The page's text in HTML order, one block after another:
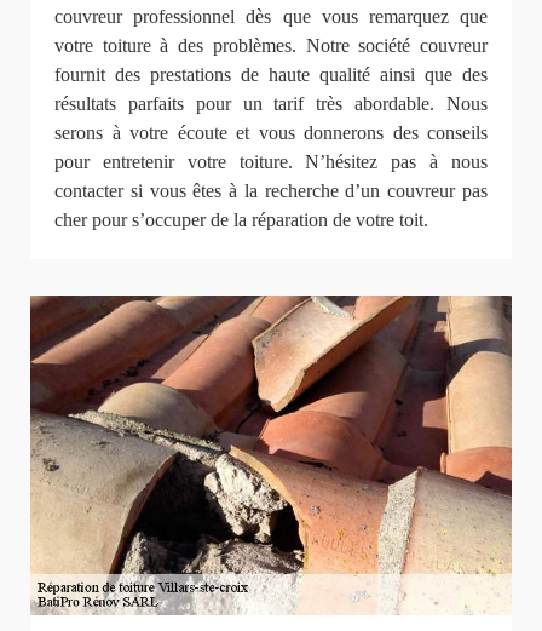
couvreur professionnel dès que vous remarquez que
votre toiture à des problèmes. Notre société couvreur
fournit des prestations de haute qualité ainsi que des
résultats parfaits pour un tarif très abordable. Nous
serons à votre écoute et vous donnerons des conseils
pour entretenir votre toiture. N’hésitez pas à nous
contacter si vous êtes à la recherche d’un couvreur pas
cher pour s’occuper de la réparation de votre toit.